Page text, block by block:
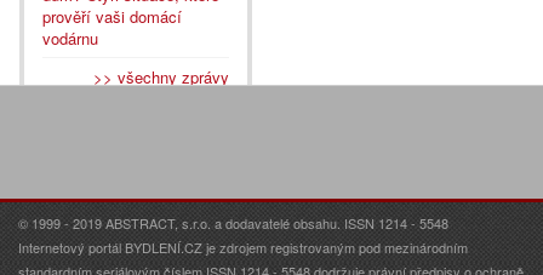
prověří vaši domácí
vodárnu
>> všechny zprávy
© 1999 - 2019 ABSTRACT, s.r.o. a dodavatelé obsahu. ISSN 1214 - 5548
Internetový portál BYDLENÍ.CZ je zdrojem registrovaným pod mezinárodním
standardním seriálovým číslem ISSN 1214 - 5548 dodržuje právní předpisy o ochraně